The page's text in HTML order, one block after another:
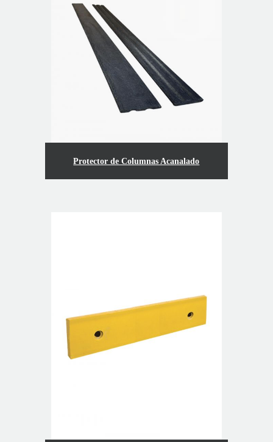
Protector de Columnas Acanalado